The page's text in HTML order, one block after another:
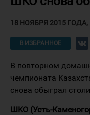
18 НОЯБРЯ 2015 ГОДА,
В ИЗБРАННОЕ
В повторном
чемпионата
снова обыграл
ШКО (Усть-